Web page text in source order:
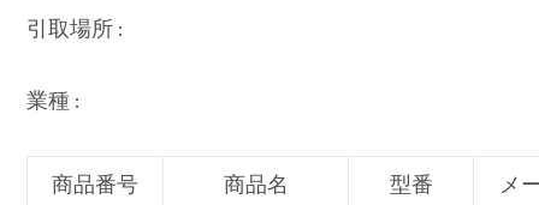
引取場所 :
業種 :
商品番号 商品名 型番
メ